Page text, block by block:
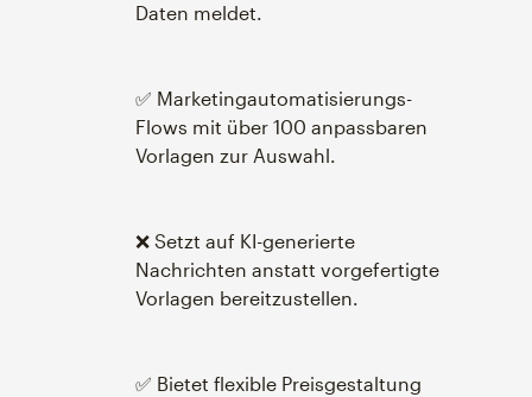
Daten meldet.
✅ Marketingautomatisierungs-
Flows mit über 100 anpassbaren
Vorlagen zur Auswahl.
❌ Setzt auf KI-generierte
Nachrichten anstatt vorgefertigte
Vorlagen bereitzustellen.
✅ Bietet flexible Preisgestaltung